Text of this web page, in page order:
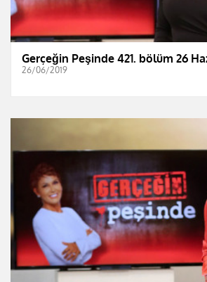
Gerçeğin Peşinde 421. bölüm 26
26/06/2019